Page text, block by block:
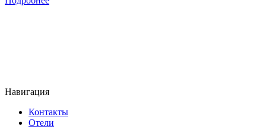
Навигация
Контакты
Отели